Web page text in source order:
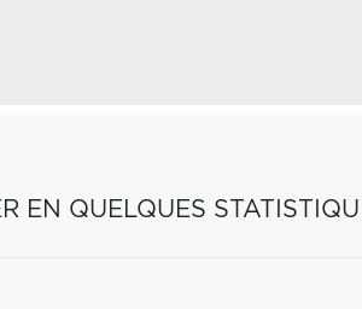
EN QUELQUES